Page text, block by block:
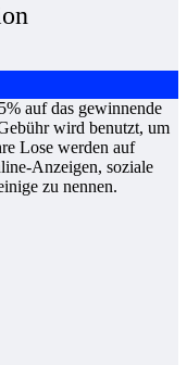
auf das gewinnende
wird benutzt, um
Lose werden auf
Anzeigen, soziale
zu nennen.